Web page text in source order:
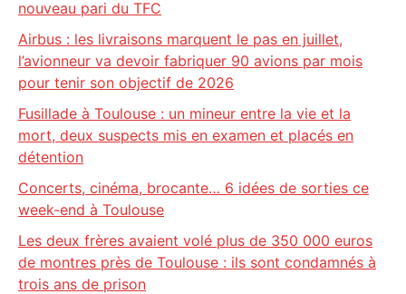
nouveau pari du TFC
Airbus : les livraisons marquent le pas en juillet,
l’avionneur va devoir fabriquer 90 avions par mois
pour tenir son objectif de 2026
Fusillade à Toulouse : un mineur entre la vie et la
mort, deux suspects mis en examen et placés en
détention
Concerts, cinéma, brocante… 6 idées de sorties ce
week-end à Toulouse
Les deux frères avaient volé plus de 350 000 euros
de montres près de Toulouse : ils sont condamnés à
trois ans de prison